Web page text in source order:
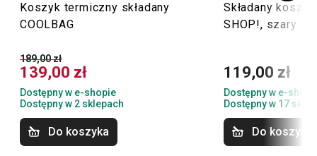
Koszyk termiczny składany
COOLBAG
189,00 zł
139,00 zł
Dostępny w e-shopie
Dostępny w 2 sklepach
Do koszyka
Składany
SHOP!, szary
119,00 zł
Dostępny w e-
Dostępny w 17
Do koszyka